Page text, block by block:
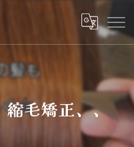
毛矯正、、